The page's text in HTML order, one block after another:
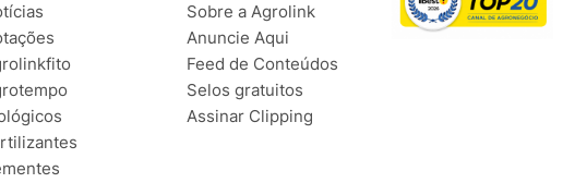
Sobre a Agrolink
Anuncie Aqui
Feed de Conteúdos
Selos gratuitos
Assinar Clipping